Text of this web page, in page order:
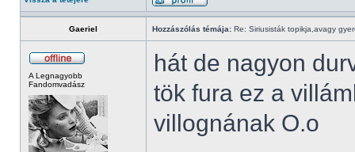
Gaeriel Hozzászólás témája: Re: Siriusisták topikja,avagy
A Legnagyobb
Fandomvadász
hát de nagyon
tök fura ez a
villognának O.o